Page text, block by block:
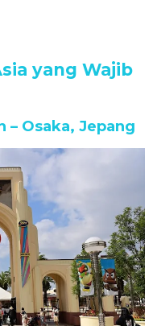
yang Wajib
– Osaka, Jepang